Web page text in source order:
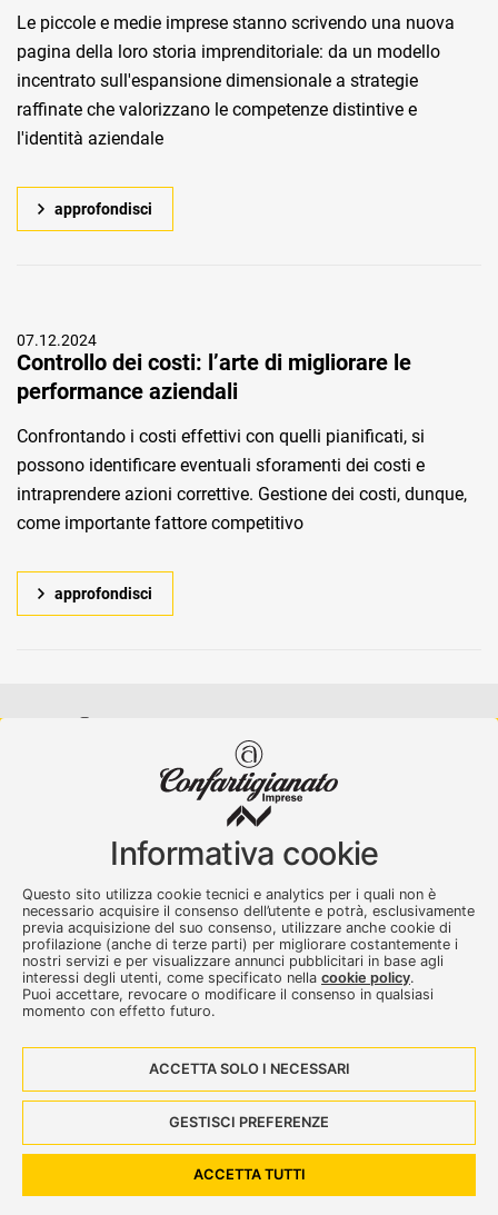
Le piccole e medie imprese stanno scrivendo una nuova
pagina della loro storia imprenditoriale: da un modello
incentrato sull'espansione dimensionale a strategie
raffinate che valorizzano le competenze distintive e
l'identità aziendale
approfondisci
07.12.2024
Controllo dei costi: l’arte di migliorare le
performance aziendali
Confrontando i costi effettivi con quelli pianificati, si
possono identificare eventuali sforamenti dei costi e
intraprendere azioni correttive. Gestione dei costi, dunque,
come importante fattore competitivo
approfondisci
Confartigianato Imprese Varese
0332 256111-Fax. 0332 256200
artser@artser.it
© 2020 – 2026 - Confartigianato Imprese Varese - P.IVA
00449700129
Contattaci
Informativa cookie
Questo sito utilizza cookie tecnici e analytics per i quali non è
necessario acquisire il consenso dell’utente e potrà, esclusivamente
previa acquisizione del suo consenso, utilizzare anche cookie di
profilazione (anche di terze parti) per migliorare costantemente i
nostri servizi e per visualizzare annunci pubblicitari in base agli
interessi degli utenti, come specificato nella cookie policy.
Puoi accettare, revocare o modificare il consenso in qualsiasi
momento con effetto futuro.
ACCETTA SOLO I NECESSARI
GESTISCI PREFERENZE
ACCETTA TUTTI